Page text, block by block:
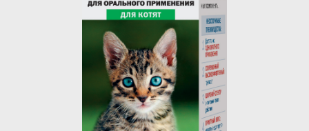
Прием хирургический
Прием дерматологический
Прием нефролого - урологический
Прием стоматологический
Прием эндокринологический